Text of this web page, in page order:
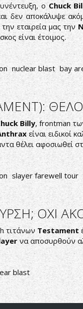
οChuck
δεν αποκάλυψε
εταιρεία μας την
είναι έτοιμος.
nuclear blast bay
Billy, frontman
είναι ειδικοί
θέλει αφοσιωθεί
slayer farewell tour
ΟΧΙ
τιτάνων Testament
να αποσυρθούν
blast